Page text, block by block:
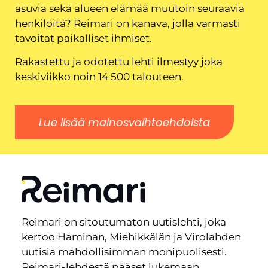
asuvia sekä alueen elämää muutoin seuraavia
henkilöitä? Reimari on kanava, jolla varmasti
tavoitat paikalliset ihmiset.
Rakastettu ja odotettu lehti ilmestyy joka
keskiviikko noin 14 500 talouteen.
Lue lisää mainosvaihtoehdoista
Reimari on sitoutumaton uutislehti, joka
kertoo Haminan, Miehikkälän ja Virolahden
uutisia mahdollisimman monipuolisesti.